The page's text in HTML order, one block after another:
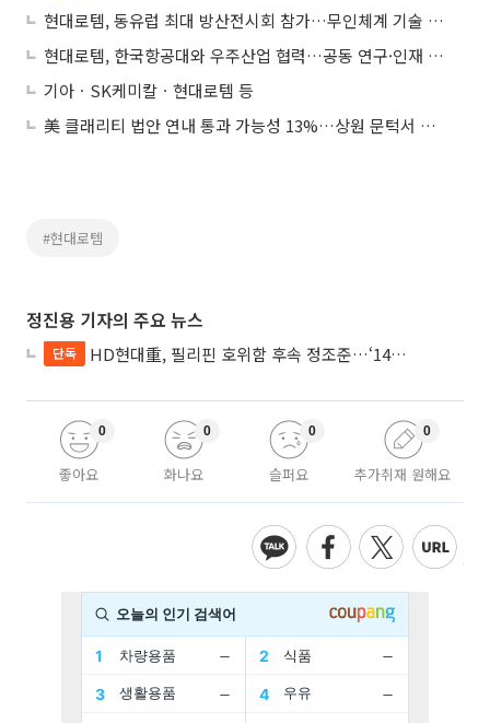
현대로템, 동유럽 최대 방산전시회 참가…무인체계 기술 선보인다
현대로템, 한국항공대와 우주산업 협력…공동 연구·인재 양성 맞손
기아ㆍSK케미칼ㆍ현대로템 등
美 클래리티 법안 연내 통과 가능성 13%…상원 문턱서 제동
#현대로템
정진용 기자의 주요 뉴스
단독 HD현대重, 필리핀 호위함 후속 정조준…‘14척+α’ 싹쓸이 노린다
좋아요
0
화나요
0
슬퍼요
0
추가취재 원해요
0